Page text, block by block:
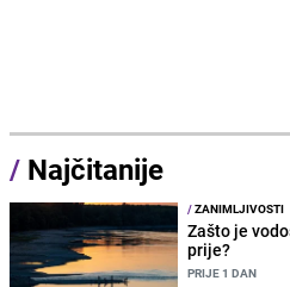
/ Najčitanije
/ZANIMLJIVOSTI
Zašto je
prije?
PRIJE 1 DAN